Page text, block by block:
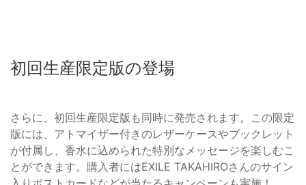
初回生産限定版の登場
さらに、初回生産限定版も同時に発売されます。この限定
版には、アトマイザー付きのレザーケースやブックレット
が付属し、香水に込められた特別なメッセージを楽しむこ
とができます。購入者にはEXILE TAKAHIROさんのサイン